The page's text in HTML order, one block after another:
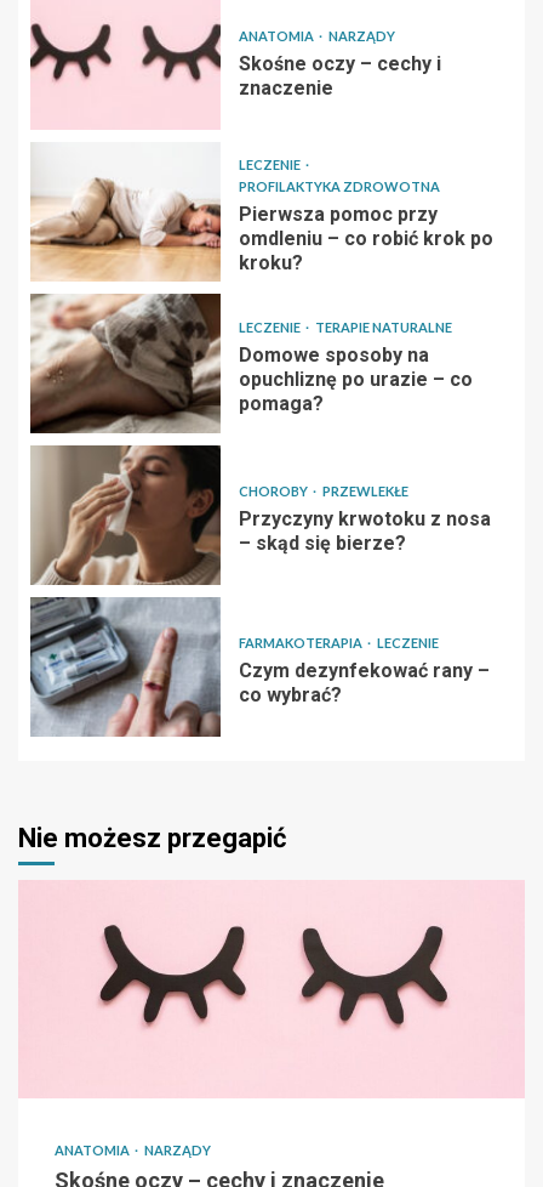
ANATOMIA NARZĄDY
Skośne oczy – cechy i
znaczenie
LECZENIE
PROFILAKTYKA ZDROWOTNA
Pierwsza pomoc przy
omdleniu – co robić krok po
kroku?
LECZENIE TERAPIE NATURALNE
Domowe sposoby na
opuchliznę po urazie – co
pomaga?
CHOROBY PRZEWLEKŁE
Przyczyny krwotoku z nosa
– skąd się bierze?
FARMAKOTERAPIA LECZENIE
Czym dezynfekować rany –
co wybrać?
Nie możesz przegapić
ANATOMIA NARZĄDY
Skośne oczy – cechy i znaczenie